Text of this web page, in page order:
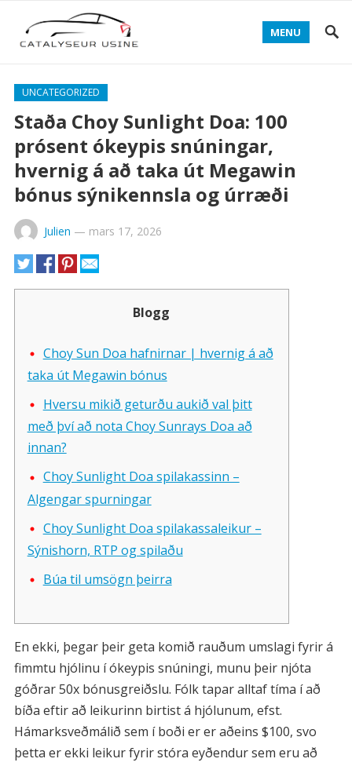
MENU
UNCATEGORIZED
Staða Choy Sunlight Doa: 100
prósent ókeypis snúningar,
hvernig á að taka út Megawin
bónus sýnikennsla og úrræði
Julien — mars 17, 2026
Blogg
Choy Sun Doa hafnirnar | hvernig á að
taka út Megawin bónus
Hversu mikið geturðu aukið val þitt
með því að nota Choy Sunrays Doa að
innan?
Choy Sunlight Doa spilakassinn –
Algengar spurningar
Choy Sunlight Doa spilakassaleikur –
Sýnishorn, RTP og spilaðu
Búa til umsögn þeirra
En ekki, þegar þeir geta komið rauðum umslagi fyrir á
fimmtu hjólinu í ókeypis snúningi, munu þeir njóta
góðrar 50x bónusgreiðslu. Fólk tapar alltaf tíma í að
bíða eftir að leikurinn birtist á hjólunum, efst.
Hámarksveðmálið sem í boði er er aðeins $100, svo
þetta er ekki leikur fyrir stóra eyðendur sem eru að